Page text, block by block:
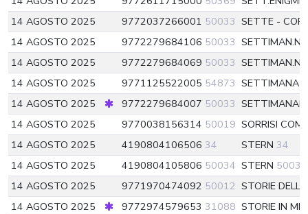
14 AGOSTO 2025
9772037266001 50033 SETTE -
14 AGOSTO 2025
9772279684106 50033
14 AGOSTO 2025
9772279684069 50033
14 AGOSTO 2025
9771125522005 54873 SETTIMANA
14 AGOSTO 2025
9772279684007 50033
14 AGOSTO 2025
9770038156314 50019 SORRISI
14 AGOSTO 2025
4190804106506 34 STERN 34
14 AGOSTO 2025
4190804105806 50034 STERN 50034
14 AGOSTO 2025
9771970474092 50012 STORIE
14 AGOSTO 2025
9772974579653 31088 STORIE IN